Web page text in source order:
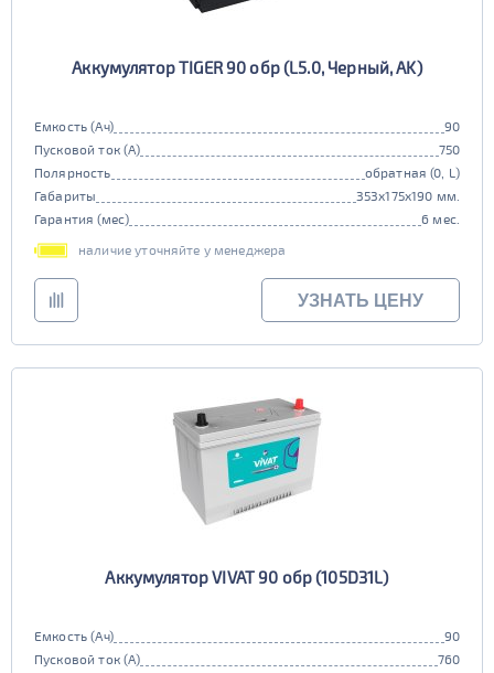
Аккумулятор TIGER 90 обр (L5.0, Черный, AK)
Емкость (Ач)
90
Пусковой ток (А)
750
Полярность
обратная (0, L)
Габариты
353x175x190 мм.
Гарантия (мес)
6 мес.
наличие уточняйте у менеджера
УЗНАТЬ ЦЕНУ
Аккумулятор VIVAT 90 обр (105D31L)
Емкость (Ач)
90
Пусковой ток (А)
760